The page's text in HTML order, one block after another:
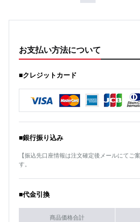
お支払い方法について
■クレジットカード
■銀行振り込み
【振込先口座情報は注文確定後メールにてご
す。
■代金引換
商品価格合計